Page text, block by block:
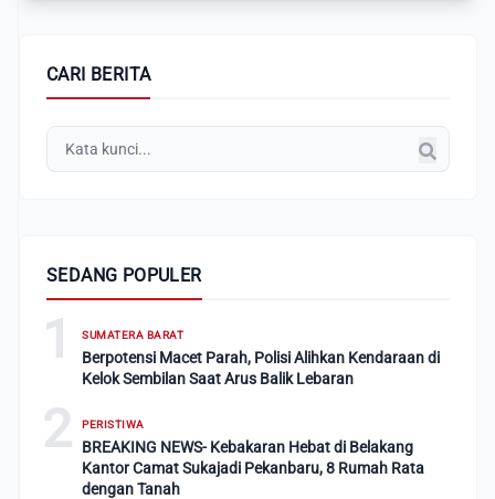
CARI BERITA
SEDANG POPULER
1 SUMATERA BARAT
Berpotensi Macet Parah, Polisi Alihkan Kendaraan di
Kelok Sembilan Saat Arus Balik Lebaran
2 PERISTIWA
BREAKING NEWS- Kebakaran Hebat di Belakang
Kantor Camat Sukajadi Pekanbaru, 8 Rumah Rata
dengan Tanah